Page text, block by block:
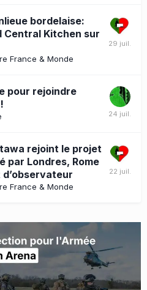
bordelaise:
Central Kitchen sur
France & Monde
pour rejoindre
rejoint le projet
par Londres, Rome
France & Monde